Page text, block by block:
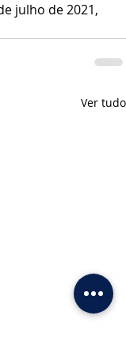
julho de 2021,
Ver tudo